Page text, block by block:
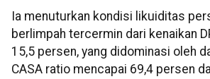
Ia menuturkan kondisi likuiditas
berlimpah tercermin dari kenaikan
15,5 persen, yang didominasi oleh
CASA ratio mencapai 69,4 persen